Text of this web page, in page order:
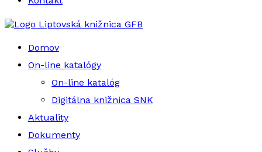
Liptovská knižnica GFB
Domov
On-line katalógy
On-line katalóg
Digitálna knižnica SNK
Aktuality
Dokumenty